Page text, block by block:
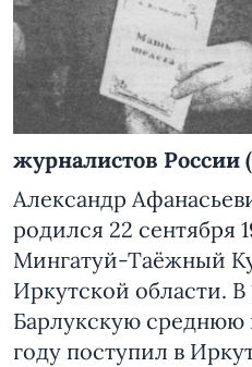
журналистов России
Александр
родился 22 сентября
Мингатуй-Таёжный
Иркутской области. В
Барлукскую
году поступил в